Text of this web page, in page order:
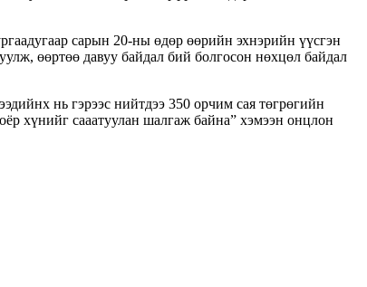
сарын 20-ны өдөр өөрийн эхнэрийн үүсгэн
өөртөө давуу байдал бий болгосон нөхцөл байдал
нь гэрээс нийтдээ 350 орчим сая төгрөгийн
хүнийг сааатуулан шалгаж байна” хэмээн онцлон